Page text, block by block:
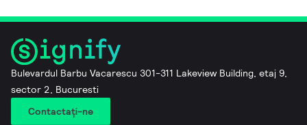
Bulevardul Barbu Vacarescu 301-311 Lakeview Building, etaj 9,
sector 2, Bucuresti
Contactaţi-ne